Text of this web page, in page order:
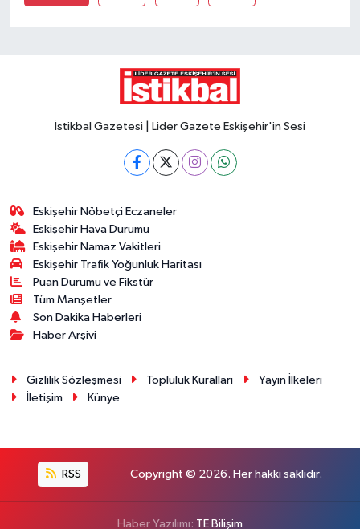
İstikbal Gazetesi | Lider Gazete Eskişehir'in Sesi
Eskişehir Nöbetçi Eczaneler
Eskişehir Hava Durumu
Eskişehir Namaz Vakitleri
Eskişehir Trafik Yoğunluk Haritası
Puan Durumu ve Fikstür
Tüm Manşetler
Son Dakika Haberleri
Haber Arşivi
Gizlilik Sözleşmesi Topluluk Kuralları
Yayın İlkeleri
İletişim
Künye
RSS Copyright © 2026. Her hakkı saklıdır.
Haber Yazılımı: TE Bilişim